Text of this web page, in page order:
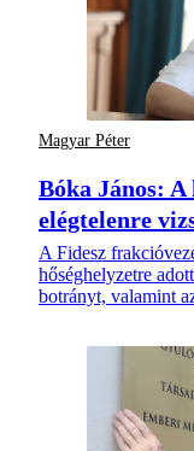
Magyar Péter
Bóka János:
elégtelenre
A Fidesz
hőséghelyzetre
botrányt, valamint